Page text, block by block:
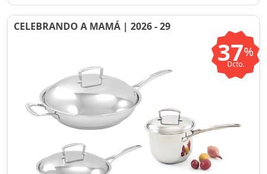
CELEBRANDO A MAMÁ | 2026 - 29
37%
Dcto.